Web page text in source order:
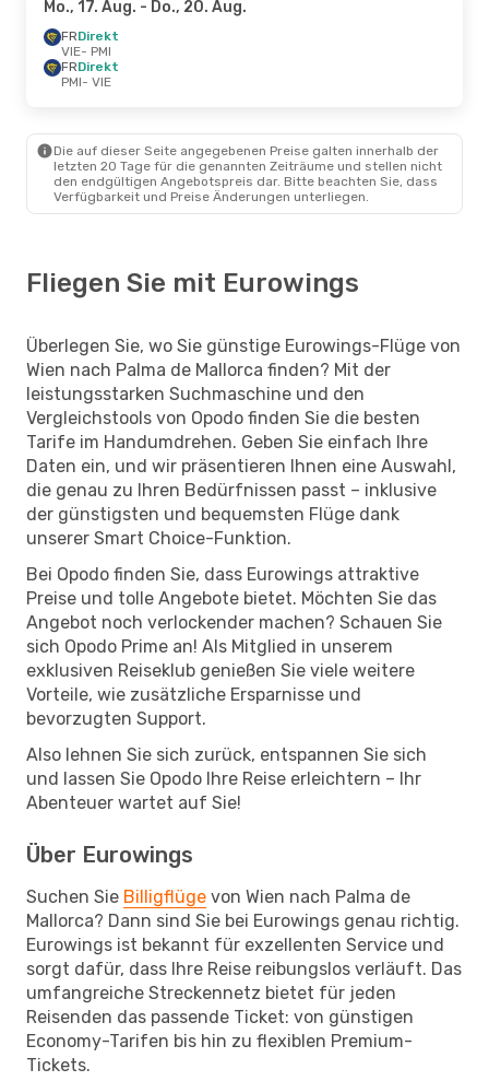
Mo., 17. Aug. - Do., 20. Aug.
FRDirekt
VIE- PMI
FRDirekt
PMI- VIE
Die auf dieser Seite angegebenen Preise galten innerhalb der
letzten 20 Tage für die genannten Zeiträume und stellen nicht
den endgültigen Angebotspreis dar. Bitte beachten Sie, dass
Verfügbarkeit und Preise Änderungen unterliegen.
Fliegen Sie mit Eurowings
Überlegen Sie, wo Sie günstige Eurowings-Flüge von
Wien nach Palma de Mallorca finden? Mit der
leistungsstarken Suchmaschine und den
Vergleichstools von Opodo finden Sie die besten
Tarife im Handumdrehen. Geben Sie einfach Ihre
Daten ein, und wir präsentieren Ihnen eine Auswahl,
die genau zu Ihren Bedürfnissen passt – inklusive
der günstigsten und bequemsten Flüge dank
unserer Smart Choice-Funktion.
Bei Opodo finden Sie, dass Eurowings attraktive
Preise und tolle Angebote bietet. Möchten Sie das
Angebot noch verlockender machen? Schauen Sie
sich Opodo Prime an! Als Mitglied in unserem
exklusiven Reiseklub genießen Sie viele weitere
Vorteile, wie zusätzliche Ersparnisse und
bevorzugten Support.
Also lehnen Sie sich zurück, entspannen Sie sich
und lassen Sie Opodo Ihre Reise erleichtern – Ihr
Abenteuer wartet auf Sie!
Über Eurowings
Suchen Sie Billigflüge von Wien nach Palma de
Mallorca? Dann sind Sie bei Eurowings genau richtig.
Eurowings ist bekannt für exzellenten Service und
sorgt dafür, dass Ihre Reise reibungslos verläuft. Das
umfangreiche Streckennetz bietet für jeden
Reisenden das passende Ticket: von günstigen
Economy-Tarifen bis hin zu flexiblen Premium-
Tickets.